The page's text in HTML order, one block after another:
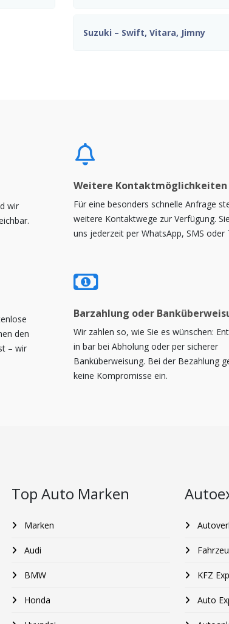
Suzuki – Swift, Vitara, Jimny
wir
den
– wir
Weitere Kontaktmöglichkeiten
Für eine besonders schnelle Anfrage
weitere Kontaktwege zur Verfügung.
uns jederzeit per WhatsApp, SMS oder
Barzahlung oder
Wir zahlen so, wie Sie es wünschen:
in bar bei Abholung oder per sicherer
Banküberweisung. Bei der Bezahlung
keine Kompromisse ein.
Top Auto Marken
Marken
Audi
BMW
Honda
KFZ
Auto